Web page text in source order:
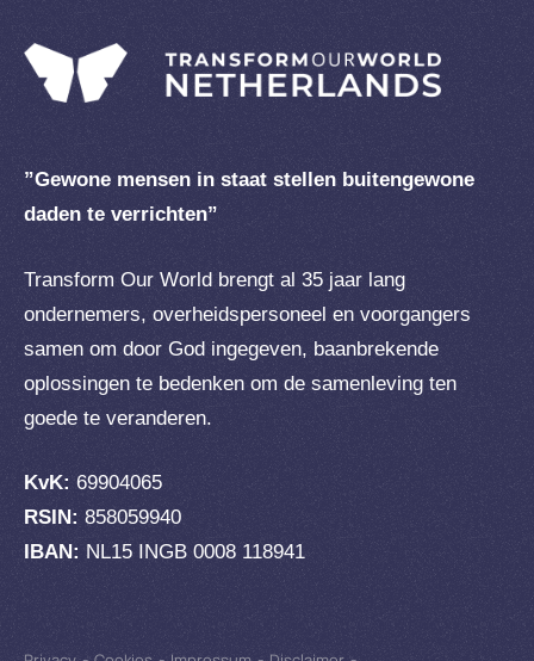
”Gewone mensen in staat stellen buitengewone
daden te verrichten”
Transform Our World brengt al 35 jaar lang
ondernemers, overheidspersoneel en voorgangers
samen om door God ingegeven, baanbrekende
oplossingen te bedenken om de samenleving ten
goede te veranderen.
KvK: 69904065
RSIN: 858059940
IBAN: NL15 INGB 0008 118941